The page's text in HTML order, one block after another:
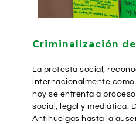
Criminalización
La protesta social,
internacionalmente
hoy se enfrenta a
social, legal y mediática.
Antihuelgas hasta la